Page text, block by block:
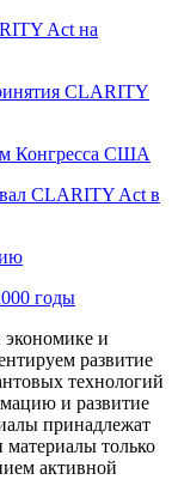
Act на
CLARITY
Конгресса США
CLARITY Act в
годы
и
развитие
технологий
и развитие
принадлежат
только
активной